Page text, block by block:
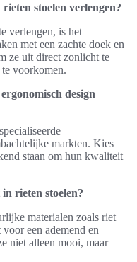
stoelen verlengen?
verlengen, is het
met een zachte doek en
ze uit direct zonlicht te
voorkomen.
design
markten. Kies
staan om hun kwaliteit
rieten stoelen?
materialen zoals riet
een ademend en
niet alleen mooi, maar